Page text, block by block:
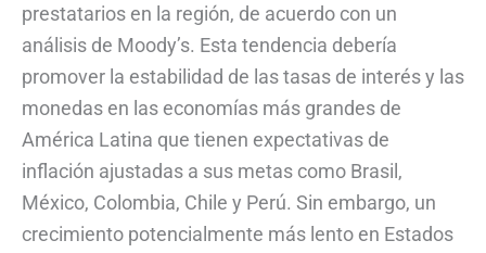
prestatarios en la región, de acuerdo con un
análisis de Moody’s. Esta tendencia debería
promover la estabilidad de las tasas de interés y las
monedas en las economías más grandes de
América Latina que tienen expectativas de
inflación ajustadas a sus metas como Brasil,
México, Colombia, Chile y Perú. Sin embargo, un
crecimiento potencialmente más lento en Estados